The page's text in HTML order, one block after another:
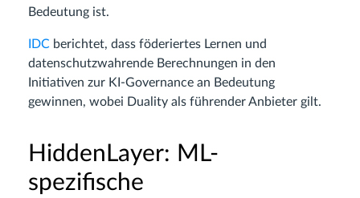
Bedeutung ist.
IDC berichtet, dass föderiertes Lernen und
datenschutzwahrende Berechnungen in den
Initiativen zur KI-Governance an Bedeutung
gewinnen, wobei Duality als führender Anbieter gilt.
HiddenLayer: ML-
spezifische